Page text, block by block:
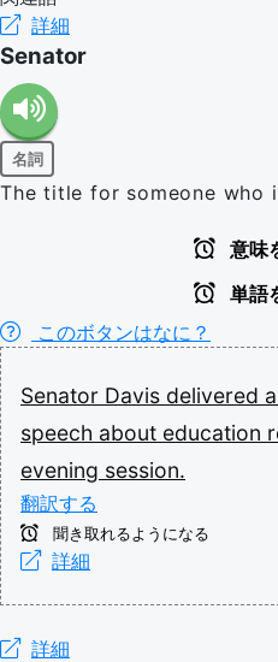
詳細
Senator
名詞
The title for someone who
意味
単語
このボタンはなに？
Senator Davis delivered a
speech about education
evening session.
翻訳する
聞き取れるようになる
詳細
詳細